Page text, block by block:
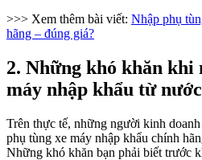
>>> Xem thêm bài viết: Nhập phụ
hãng – đúng giá?
2. Những khó khăn khi
máy nhập khẩu từ
Trên thực tế, những người kinh
phụ tùng xe máy nhập khẩu chính
Những khó khăn bạn phải biết trước